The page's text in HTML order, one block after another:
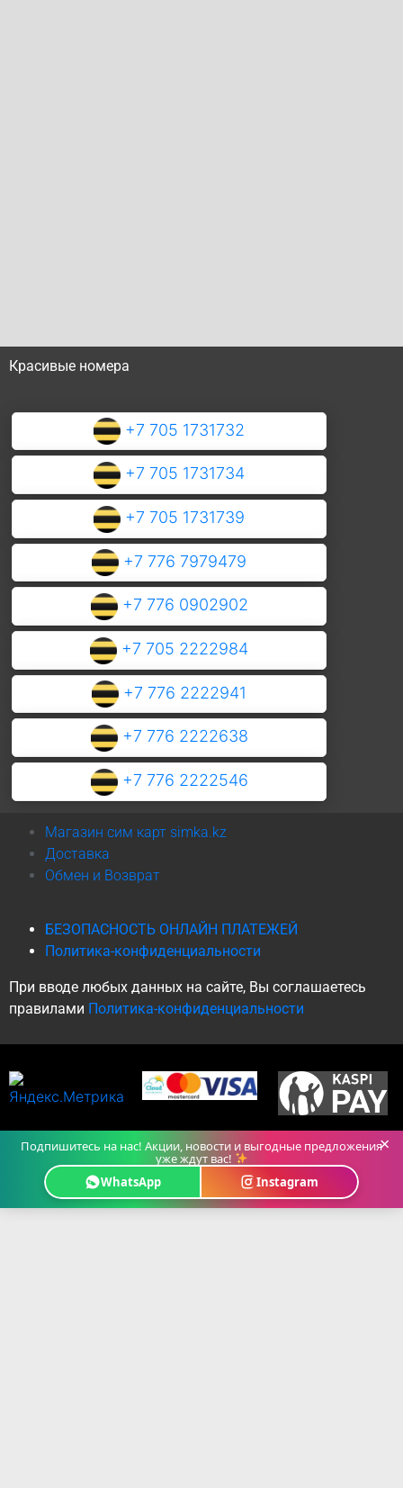
Красивые номера
+7 705 1731732
+7 705 1731734
+7 705 1731739
+7 776 7979479
+7 776 0902902
+7 705 2222984
+7 776 2222941
+7 776 2222638
+7 776 2222546
Магазин сим карт simka.kz
Доставка
Обмен и Возврат
БЕЗОПАСНОСТЬ ОНЛАЙН ПЛАТЕЖЕЙ
Политика-конфиденциальности
При вводе любых данных на сайте, Вы соглашаетесь
правилами Политика-конфиденциальности
Подпишитесь на нас! Акции, новости и выгодные предложения
уже ждут вас!
WhatsApp
Instagram
×